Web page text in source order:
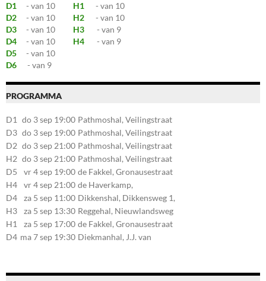
D1 - van 10 H1
- van 10
D2
- van 10 H2
- van 10
D3
- van 10 H3
- van 9
D4
- van 10 H4
- van 9
D5
- van 10
D6
- van 9
PROGRAMMA
D1 do 3 sep 19:00 Pathmoshal, Veilingstraat
20, 7545LZ Enschede
D3 do 3 sep 19:00 Pathmoshal, Veilingstraat
20, 7545LZ Enschede
D2 do 3 sep 21:00 Pathmoshal, Veilingstraat
20, 7545LZ Enschede
H2 do 3 sep 21:00 Pathmoshal, Veilingstraat
20, 7545LZ Enschede
D5 vr 4 sep 19:00 de Fakkel, Gronausestraat
107, 7581CE Losser
H4 vr 4 sep 21:00 de Haverkamp,
Stationsstraat 30, 7475AM
Markelo
D4 za 5 sep 11:00 Dikkenshal, Dikkensweg 1,
7641CC Wierden
H3 za 5 sep 13:30 Reggehal, Nieuwlandsweg
1, 7461VP Rijssen
H1 za 5 sep 17:00 de Fakkel, Gronausestraat
107, 7581CE Losser
D4 ma 7 sep 19:30 Diekmanhal, J.J. van